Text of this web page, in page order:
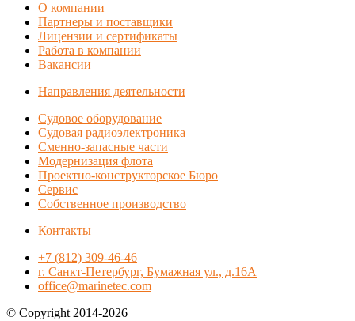
О компании
Партнеры и поставщики
Лицензии и сертификаты
Работа в компании
Вакансии
Направления деятельности
Судовое оборудование
Судовая радиоэлектроника
Сменно-запасные части
Модернизация флота
Проектно-конструкторское Бюро
Сервис
Собственное производство
Контакты
+7 (812) 309-46-46
г. Санкт-Петербург, Бумажная ул., д.16А
office@marinetec.com
© Copyright 2014-2026